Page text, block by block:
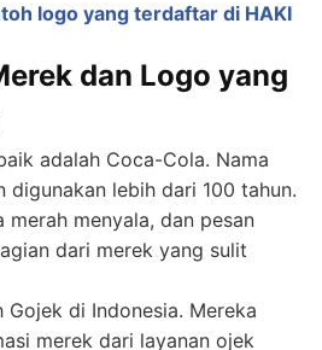
logo yang terdaftar di HAKI
dan Logo yang
adalah Coca-Cola. Nama
digunakan lebih dari 100 tahun.
merah menyala, dan pesan
dari merek yang sulit
di Indonesia. Mereka
merek dari layanan ojek